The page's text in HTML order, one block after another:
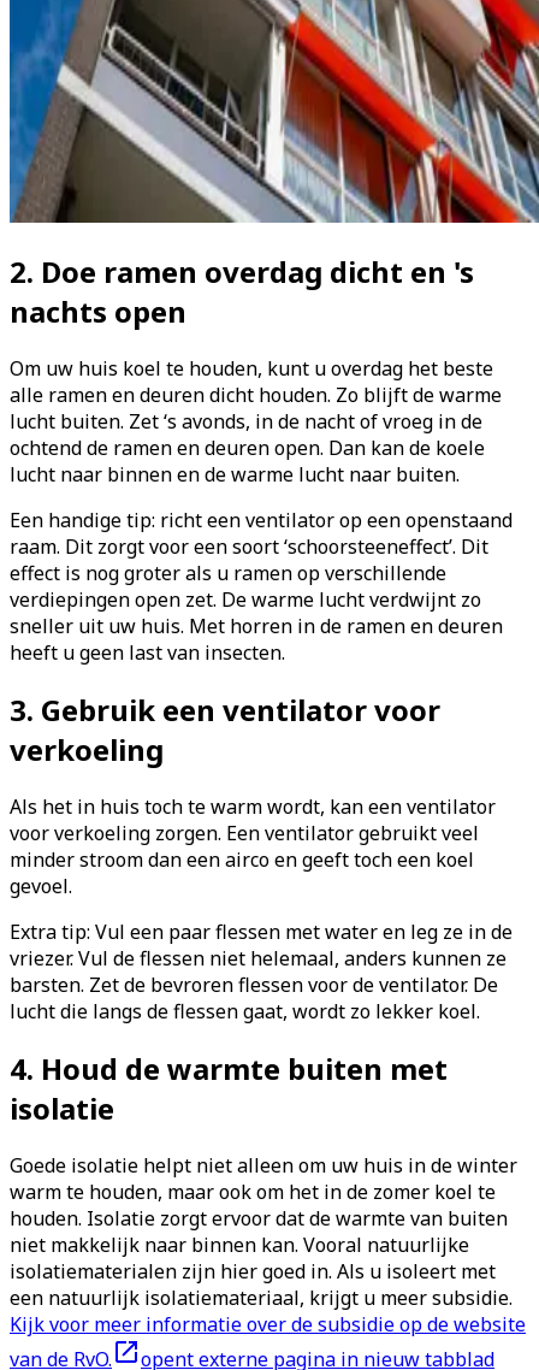
2. Doe ramen overdag dicht en 's
nachts open
Om uw huis koel te houden, kunt u overdag het beste
alle ramen en deuren dicht houden. Zo blijft de warme
lucht buiten. Zet ‘s avonds, in de nacht of vroeg in de
ochtend de ramen en deuren open. Dan kan de koele
lucht naar binnen en de warme lucht naar buiten.
Een handige tip: richt een ventilator op een openstaand
raam. Dit zorgt voor een soort ‘schoorsteeneffect’. Dit
effect is nog groter als u ramen op verschillende
verdiepingen open zet. De warme lucht verdwijnt zo
sneller uit uw huis. Met horren in de ramen en deuren
heeft u geen last van insecten.
3. Gebruik een ventilator voor
verkoeling
Als het in huis toch te warm wordt, kan een ventilator
voor verkoeling zorgen. Een ventilator gebruikt veel
minder stroom dan een airco en geeft toch een koel
gevoel.
Extra tip: Vul een paar flessen met water en leg ze in de
vriezer. Vul de flessen niet helemaal, anders kunnen ze
barsten. Zet de bevroren flessen voor de ventilator. De
lucht die langs de flessen gaat, wordt zo lekker koel.
4. Houd de warmte buiten met
isolatie
Goede isolatie helpt niet alleen om uw huis in de winter
warm te houden, maar ook om het in de zomer koel te
houden. Isolatie zorgt ervoor dat de warmte van buiten
niet makkelijk naar binnen kan. Vooral natuurlijke
isolatiematerialen zijn hier goed in. Als u isoleert met
een natuurlijk isolatiemateriaal, krijgt u meer subsidie.
Kijk voor meer informatie over de subsidie op de website
van de RvO.
opent externe pagina in nieuw tabblad